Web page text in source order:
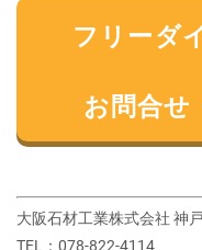
フリーダ
お問合せ
大阪石材工業株式会社 神
TEL：078-822-4114